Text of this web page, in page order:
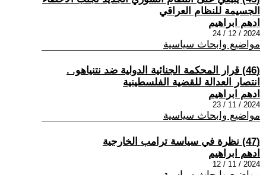
الجسيمة للنظام العراقي
ادهم ابراهيم
2024 / 12 / 24
مواضيع وابحاث سياسية
(46) قرار المحكمة الجنائية الدولية ضد نتنياهو. .
انتصار العدالة للقضية الفلسطينية
ادهم ابراهيم
2024 / 11 / 23
مواضيع وابحاث سياسية
(47) نظرة في سياسة ترامب الخارجية
ادهم ابراهيم
2024 / 11 / 12